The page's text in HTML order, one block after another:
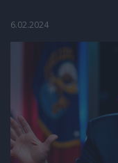
6.02.2024